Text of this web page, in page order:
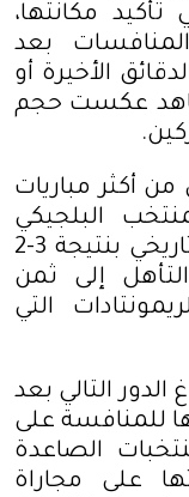
مكانتها،
بعد
الأخيرة أو
عكست حجم
.
أكثر مباريات
البلجيكي
تأخره بهدفين نظيفين إلى فوز تاريخي بنتيجة 3-2
إلى ثمن
التي
التالي بعد
للمنافسة على
الصاعدة
على مجاراة